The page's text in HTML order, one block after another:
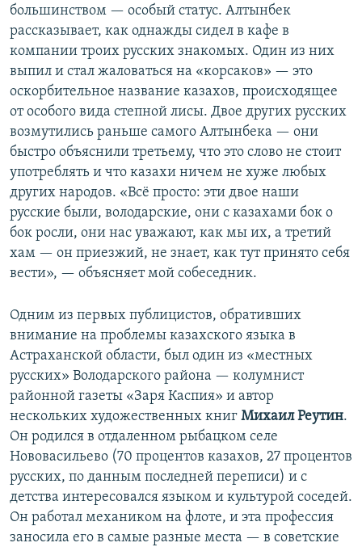
большинством — особый статус. Алтынбек
рассказывает, как однажды сидел в кафе в
компании троих русских знакомых. Один из них
выпил и стал жаловаться на «корсаков» — это
оскорбительное название казахов, происходящее
от особого вида степной лисы. Двое других русских
возмутились раньше самого Алтынбека — они
быстро объяснили третьему, что это слово не стоит
употреблять и что казахи ничем не хуже любых
других народов. «Всё просто: эти двое наши
русские были, володарские, они с казахами бок о
бок росли, они нас уважают, как мы их, а третий
хам — он приезжий, не знает, как тут принято себя
вести», — объясняет мой собеседник.
Одним из первых публицистов, обративших
внимание на проблемы казахского языка в
Астраханской области, был один из «местных
русских» Володарского района — колумнист
районной газеты «Заря Каспия» и автор
нескольких художественных книг Михаил Реутин.
Он родился в отдаленном рыбацком селе
Нововасильево (70 процентов казахов, 27 процентов
русских, по данным последней переписи) и с
детства интересовался языком и культурой соседей.
Он работал механиком на флоте, и эта профессия
заносила его в самые разные места — в советские